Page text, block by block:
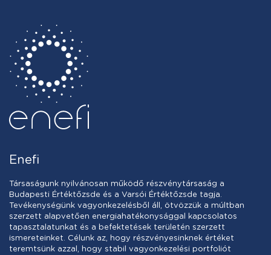
Enefi
Társaságunk nyilvánosan működő részvénytársaság a
Budapesti Értéktőzsde és a Varsói Értéktőzsde tagja.
Tevékenységünk vagyonkezelésből áll, ötvözzük a múltban
szerzett alapvetően energiahatékonysággal kapcsolatos
tapasztalatunkat és a befektetések területén szerzett
ismereteinket. Célunk az, hogy részvényesinknek értéket
teremtsünk azzal, hogy stabil vagyonkezelési portfoliót